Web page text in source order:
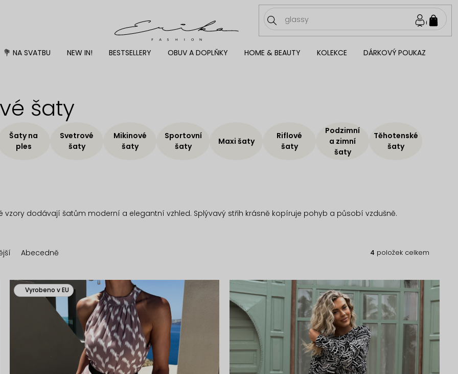
💐 NA SVATBU NEW IN! BESTSELLERY OBUV A DOPLŇKY HOME & BEAUTY KOLEKCE DÁRKOVÝ POUKAZ
šaty
vzory dodávají šatům moderní a elegantní vzhled. Splývavý střih krásně kopíruje pohyb a působí vzdušně.
Šaty na
ples
Svetrové
šaty
Mikinové
šaty
Sportovní
šaty
Maxi šaty
Riflové
šaty
Podzimní
a zimní
šaty
Těhotenské
šaty
Abecedně 4 položek celkem
Vyrobeno v EU